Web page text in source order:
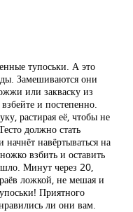
тупоськи. А это
Замешиваются они
или закваску из
и постепенно.
растирая её, чтобы не
должно стать
навёртываться на
взбить и оставить
Минут через 20,
ложкой, не мешая и
Приятного
ли они вам.